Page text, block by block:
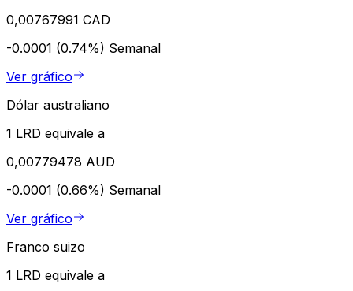
0,00767991 CAD
-0.0001 (0.74%) Semanal
Ver gráfico
Dólar australiano
1 LRD equivale a
0,00779478 AUD
-0.0001 (0.66%) Semanal
Ver gráfico
Franco suizo
1 LRD equivale a